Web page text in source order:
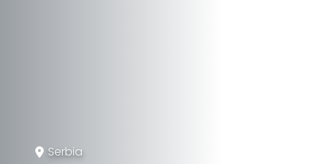
Serbia